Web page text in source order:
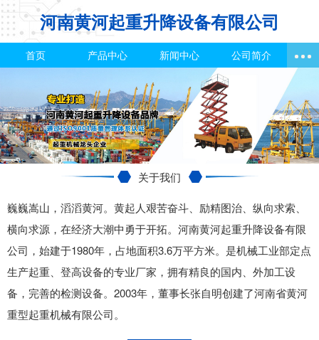
河南黄河起重升降设备有限公司
首页 产品中心 新闻中心 公司简介
关于我们
巍巍嵩山，滔滔黄河。黄起人艰苦奋斗、励精图治、纵向求索、
横向求源，在经济大潮中勇于开拓。河南黄河起重升降设备有限
公司，始建于1980年，占地面积3.6万平方米。是机械工业部定点
生产起重、登高设备的专业厂家，拥有精良的国内、外加工设
备，完善的检测设备。2003年，董事长张自明创建了河南省黄河
重型起重机械有限公司。